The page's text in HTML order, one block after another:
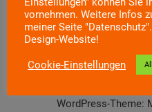
WordPress-Theme:
vornehmen. Weitere Infos
meiner Seite
Design-Website!
Cookie-Einstellungen